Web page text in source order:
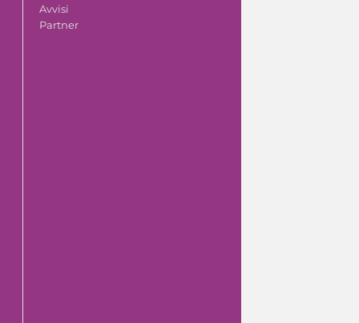
Avvisi
Partner